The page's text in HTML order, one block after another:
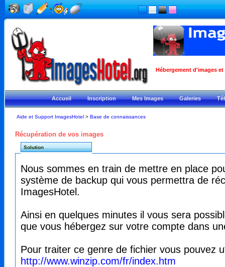
Hébergement d'images
Accueil Inscription Mes Images Galeries
Aide et Support ImagesHotel> Base de connaissances
Récupération de vos images
Solution
Nous sommes en train de mettre en place
système de backup qui vous permettra de
ImagesHotel.
Ainsi en quelques minutes il vous sera
que vous hébergez sur votre compte dans
Pour traiter ce genre de fichier vous pouvez
http://www.winzip.com/fr/index.htm